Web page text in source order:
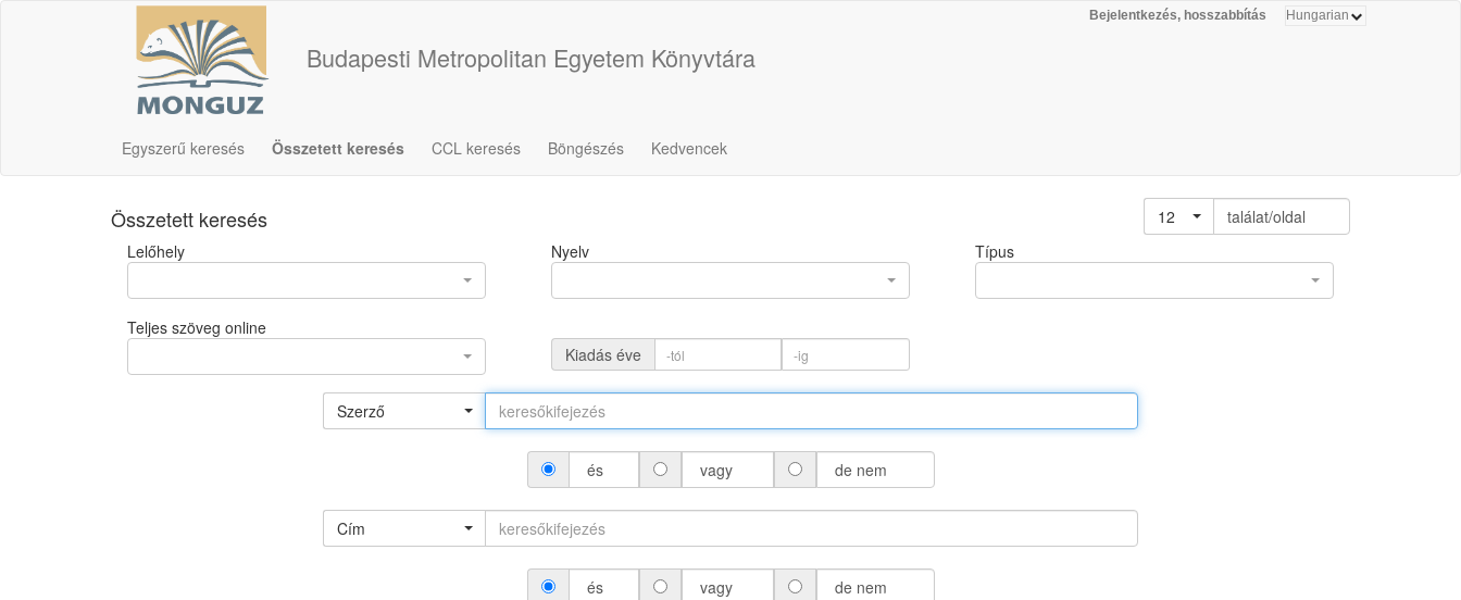
Bejelentkezés, hosszabbítás
Budapesti Metropolitan Egyetem Könyvtára
Egyszerű keresés Összetett keresés CCL keresés Böngészés Kedvencek
Összetett keresés 12
találat/oldal
Lelőhely
Nyelv Típus
Teljes szöveg online
Kiadás éve
Szerző
és vagy de nem
Cím
és vagy de nem